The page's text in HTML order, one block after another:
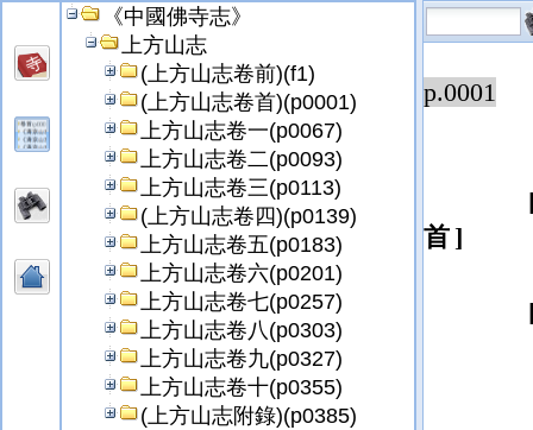
《中國佛寺志》
上方山志
(上方山志卷前)(f1)
(上方山志卷首)(p0001)
上方山志卷一(p0067)
上方山志卷二(p0093)
上方山志卷三(p0113)
(上方山志卷四)(p0139)
上方山志卷五(p0183)
上方山志卷六(p0201)
上方山志卷七(p0257)
上方山志卷八(p0303)
上方山志卷九(p0327)
上方山志卷十(p0355)
(上方山志附錄)(p0385)
p.0001
首